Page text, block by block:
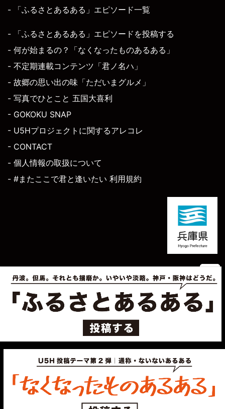
- 「ふるさとあるある」エピソード一覧
- 「ふるさとあるある」エピソードを投稿する
- 何が始まるの？「なくなったものあるある」
- 不定期連載コンテンツ「君ノ名ハ」
- 故郷の思い出の味「ただいまグルメ」
- 写真でひとこと 五国大喜利
- GOKOKU SNAP
- U5Hプロジェクトに関するアレコレ
- CONTACT
- 個人情報の取扱について
- #またここで君と逢いたい 利用規約